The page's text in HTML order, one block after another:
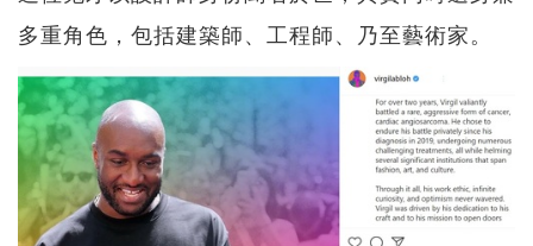
多重角色，包括建築師、工程師、乃至藝術家。